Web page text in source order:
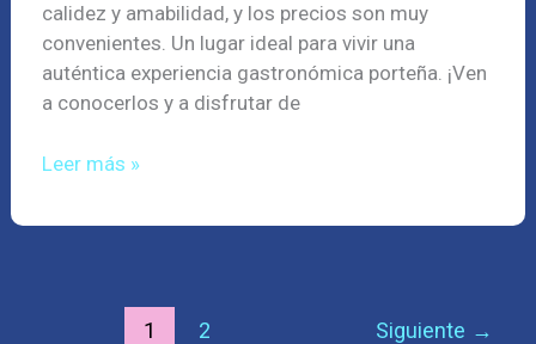
calidez y amabilidad, y los precios son muy
convenientes. Un lugar ideal para vivir una
auténtica experiencia gastronómica porteña. ¡Ven
a conocerlos y a disfrutar de
Leer más »
1 2 Siguiente →